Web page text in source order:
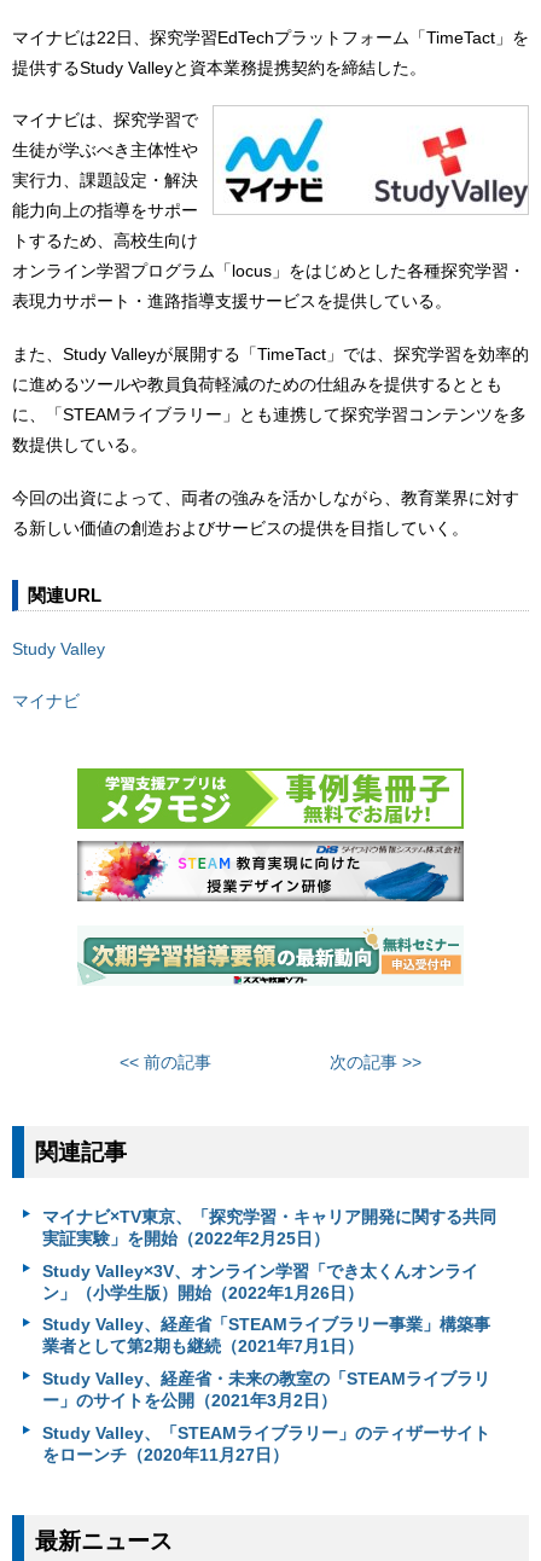
マイナビは22日、探究学習EdTechプラットフォーム「TimeTact」を
提供するStudy Valleyと資本業務提携契約を締結した。
マイナビは、探究学習で
生徒が学ぶべき主体性や
実行力、課題設定・解決
能力向上の指導をサポー
トするため、高校生向け
オンライン学習プログラム「locus」をはじめとした各種探究学習・
表現力サポート・進路指導支援サービスを提供している。
また、Study Valleyが展開する「TimeTact」では、探究学習を効率的
に進めるツールや教員負荷軽減のための仕組みを提供するととも
に、「STEAMライブラリー」とも連携して探究学習コンテンツを多
数提供している。
今回の出資によって、両者の強みを活かしながら、教育業界に対す
る新しい価値の創造およびサービスの提供を目指していく。
関連URL
Study Valley
マイナビ
<< 前の記事 次の記事 >>
関連記事
マイナビ×TV東京、「探究学習・キャリア開発に関する共同
実証実験」を開始（2022年2月25日）
Study Valley×3V、オンライン学習「でき太くんオンライ
ン」（小学生版）開始（2022年1月26日）
Study Valley、経産省「STEAMライブラリー事業」構築事
業者として第2期も継続（2021年7月1日）
Study Valley、経産省・未来の教室の「STEAMライブラリ
ー」のサイトを公開（2021年3月2日）
Study Valley、「STEAMライブラリー」のティザーサイト
をローンチ（2020年11月27日）
最新ニュース